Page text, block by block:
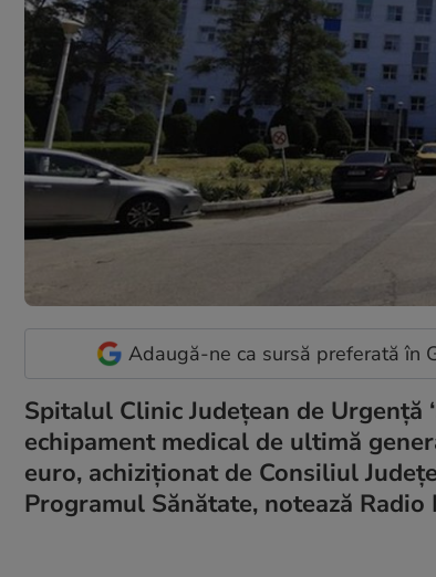
Adaugă-ne ca sursă preferată în
Spitalul Clinic Judeţean de Urgenţă
echipament medical de ultimă
euro, achiziţionat de Consiliul
Programul Sănătate, notează Radio